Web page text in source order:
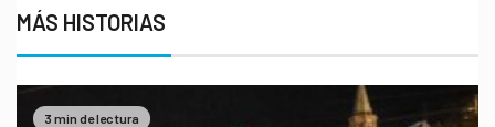
MÁS HISTORIAS
3 min de lectura